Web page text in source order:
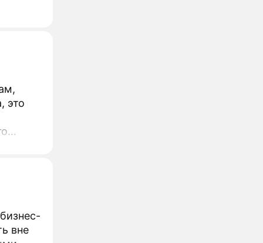
это
вне